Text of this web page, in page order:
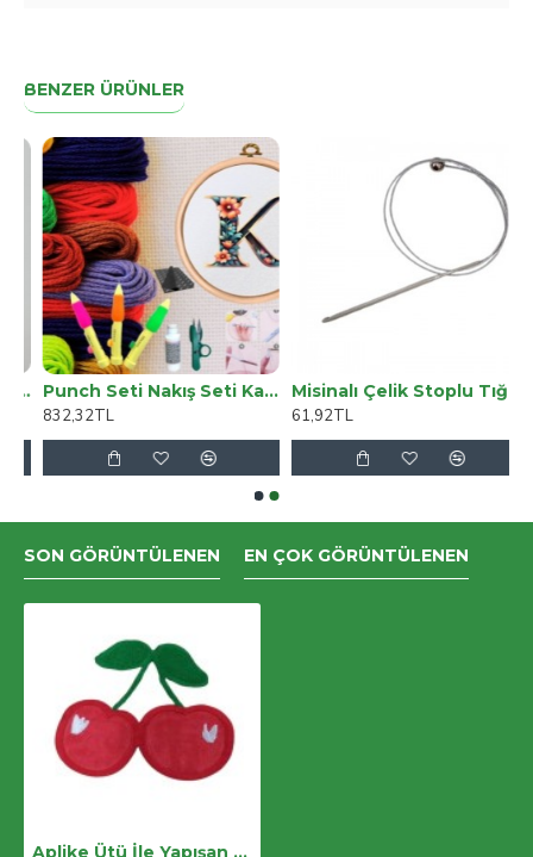
BENZER ÜRÜNLER
Punch Seti Nakış Seti Kasnaklı Kendin Yap Seti Seri 76
832,32TL
Misinalı Çelik Stoplu Tığ Şiş 3,5 Numara 60 Cm
61,92TL
SON GÖRÜNTÜLENEN EN ÇOK GÖRÜNTÜLENEN
Aplike Ütü İle Yapışan Kiraz Desen